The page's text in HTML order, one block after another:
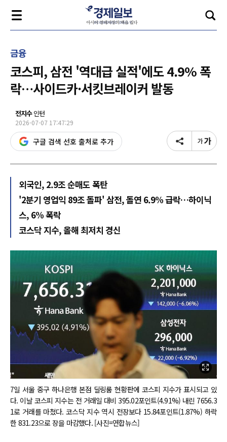
금융
코스피, 삼전 '역대급 실적'에도 4.9% 폭
락…사이드카·서킷브레이커 발동
전지수인턴
2026-07-07 17:47:29
구글 검색 선호 출처로 추가
외국인, 2.9조 순매도 폭탄
'2분기 영업익 89조 돌파' 삼전, 돌연 6.9% 급락…하이닉
스, 6% 폭락
코스닥 지수, 올해 최저치 경신
7일 서울 중구 하나은행 본점 딜링룸 현황판에 코스피 지수가 표시되고 있
다. 이날 코스피 지수는 전 거래일 대비 395.02포인트(4.91%) 내린 7656.3
1로 거래를 마쳤다. 코스닥 지수 역시 전장보다 15.84포인트(1.87%) 하락
한 831.23으로 장을 마감했다. [사진=연합뉴스]